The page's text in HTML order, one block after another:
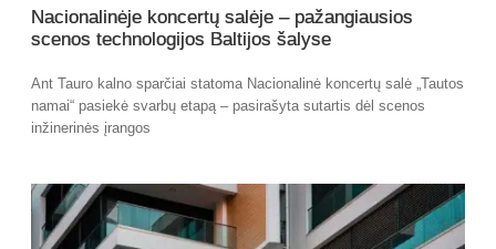
Nacionalinėje koncertų salėje – pažangiausios
scenos technologijos Baltijos šalyse
Ant Tauro kalno sparčiai statoma Nacionalinė koncertų salė „Tautos
namai“ pasiekė svarbų etapą – pasirašyta sutartis dėl scenos
inžinerinės įrangos